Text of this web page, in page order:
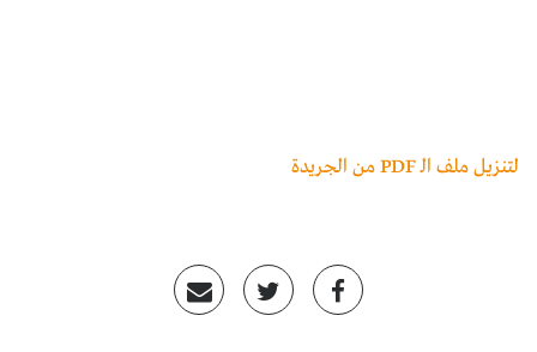
لتنزيل ملف الـ PDF من الجريدة